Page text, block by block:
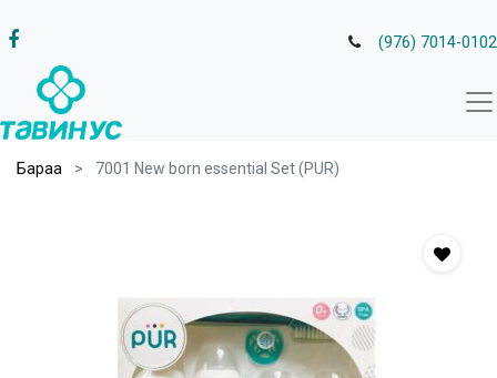
(976) 7014-0102
Бараа 7001 New born essential Set (PUR)